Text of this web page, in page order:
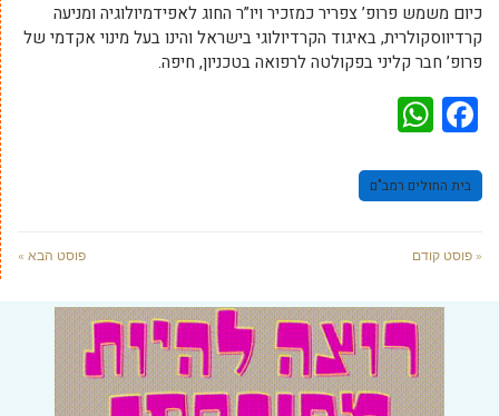
כיום משמש פרופ’ צפריר כמזכיר ויו”ר החוג לאפידמיולוגיה ומניעה
קרדיווסקולרית, באיגוד הקרדיולוגי בישראל והינו בעל מינוי אקדמי של
פרופ’ חבר קליני בפקולטה לרפואה בטכניון, חיפה.
Facebook
בית החולים רמב"ם
« פוסט קודם פוסט הבא »